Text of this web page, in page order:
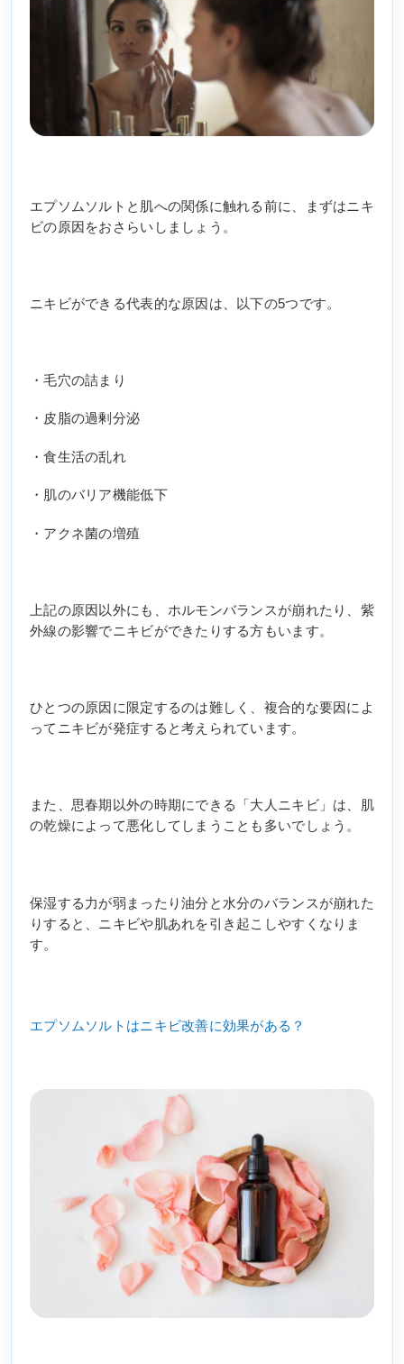
エプソムソルトと肌への関係に触れる前に、まずはニキ
ビの原因をおさらいしましょう。
ニキビができる代表的な原因は、以下の5つです。
・毛穴の詰まり
・皮脂の過剰分泌
・食生活の乱れ
・肌のバリア機能低下
・アクネ菌の増殖
上記の原因以外にも、ホルモンバランスが崩れたり、紫
外線の影響でニキビができたりする方もいます。
ひとつの原因に限定するのは難しく、複合的な要因によ
ってニキビが発症すると考えられています。
また、思春期以外の時期にできる「大人ニキビ」は、肌
の乾燥によって悪化してしまうことも多いでしょう。
保湿する力が弱まったり油分と水分のバランスが崩れた
りすると、ニキビや肌あれを引き起こしやすくなりま
す。
エプソムソルトはニキビ改善に効果がある？